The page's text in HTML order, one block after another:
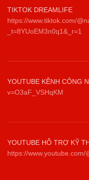
TIKTOK DREAMLIFE
https://www.tiktok.com/
_t=8YUoEM3n0q1&_r=1
YOUTUBE KÊNH CÔNG
v=O3aF_VSHqKM
YOUTUBE HỖ TRỢ KỸ
https://www.youtube.com/